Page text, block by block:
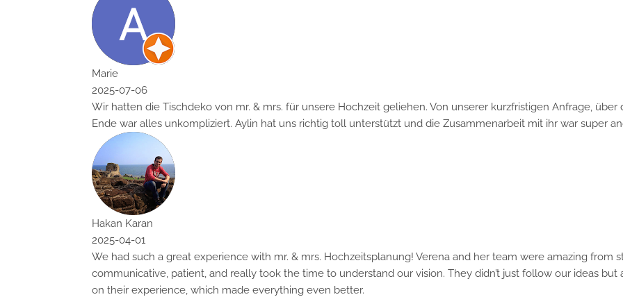
Marie
2025-07-06
Wir hatten die Tischdeko von mr. & mrs. für unsere Hochzeit geliehen. Von unserer kurzfristigen Anfrage, über die
Ende war alles unkompliziert. Aylin hat uns richtig toll unterstützt und die Zusammenarbeit mit ihr war super
Hakan Karan
2025-04-01
We had such a great experience with mr. & mrs. Hochzeitsplanung! Verena and her team were amazing from
communicative, patient, and really took the time to understand our vision. They didn’t just follow our ideas but
on their experience, which made everything even better.